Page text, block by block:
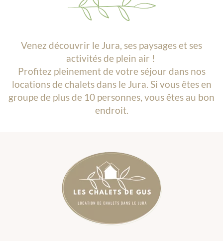
Venez découvrir le Jura, ses paysages et ses
activités de plein air !
Profitez pleinement de votre séjour dans nos
locations de chalets dans le Jura. Si vous êtes en
groupe de plus de 10 personnes, vous êtes au bon
endroit.